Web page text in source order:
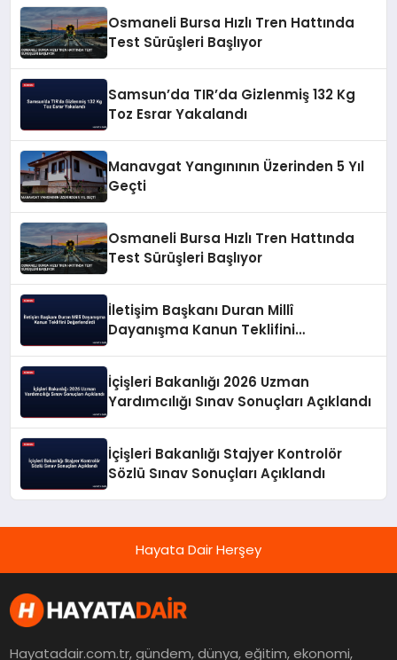
Osmaneli Bursa Hızlı Tren Hattında
Test Sürüşleri Başlıyor
Samsun’da TIR’da Gizlenmiş 132 Kg
Toz Esrar Yakalandı
Manavgat Yangınının Üzerinden 5 Yıl
Geçti
Osmaneli Bursa Hızlı Tren Hattında
Test Sürüşleri Başlıyor
İletişim Başkanı Duran Millî
Dayanışma Kanun Teklifini
İçişleri Bakanlığı 2026 Uzman
Yardımcılığı Sınav Sonuçları Açıklandı
İçişleri Bakanlığı Stajyer Kontrolör
Sözlü Sınav Sonuçları Açıklandı
Hayata Dair Herşey
Hayatadair.com.tr, gündem, dünya, eğitim, ekonomi,